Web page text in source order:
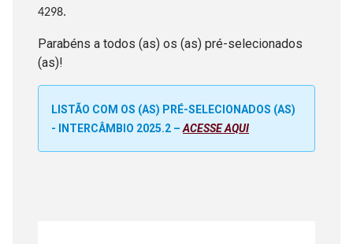
4298.
Parabéns a todos (as) os (as) pré-selecionados
(as)!
LISTÃO COM OS (AS) PRÉ-SELECIONADOS (AS)
- INTERCÂMBIO 2025.2 – ACESSE AQUI